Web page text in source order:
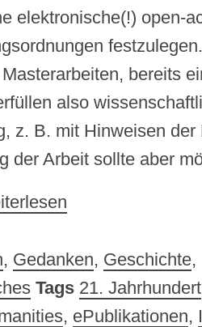
elektronische(!) open-
bereits
also
z. B. mit Hinweisen der
der Arbeit sollte aber
, Gedanken, Geschichte,
Tags 21. Jahrhundert
, ePublikationen,